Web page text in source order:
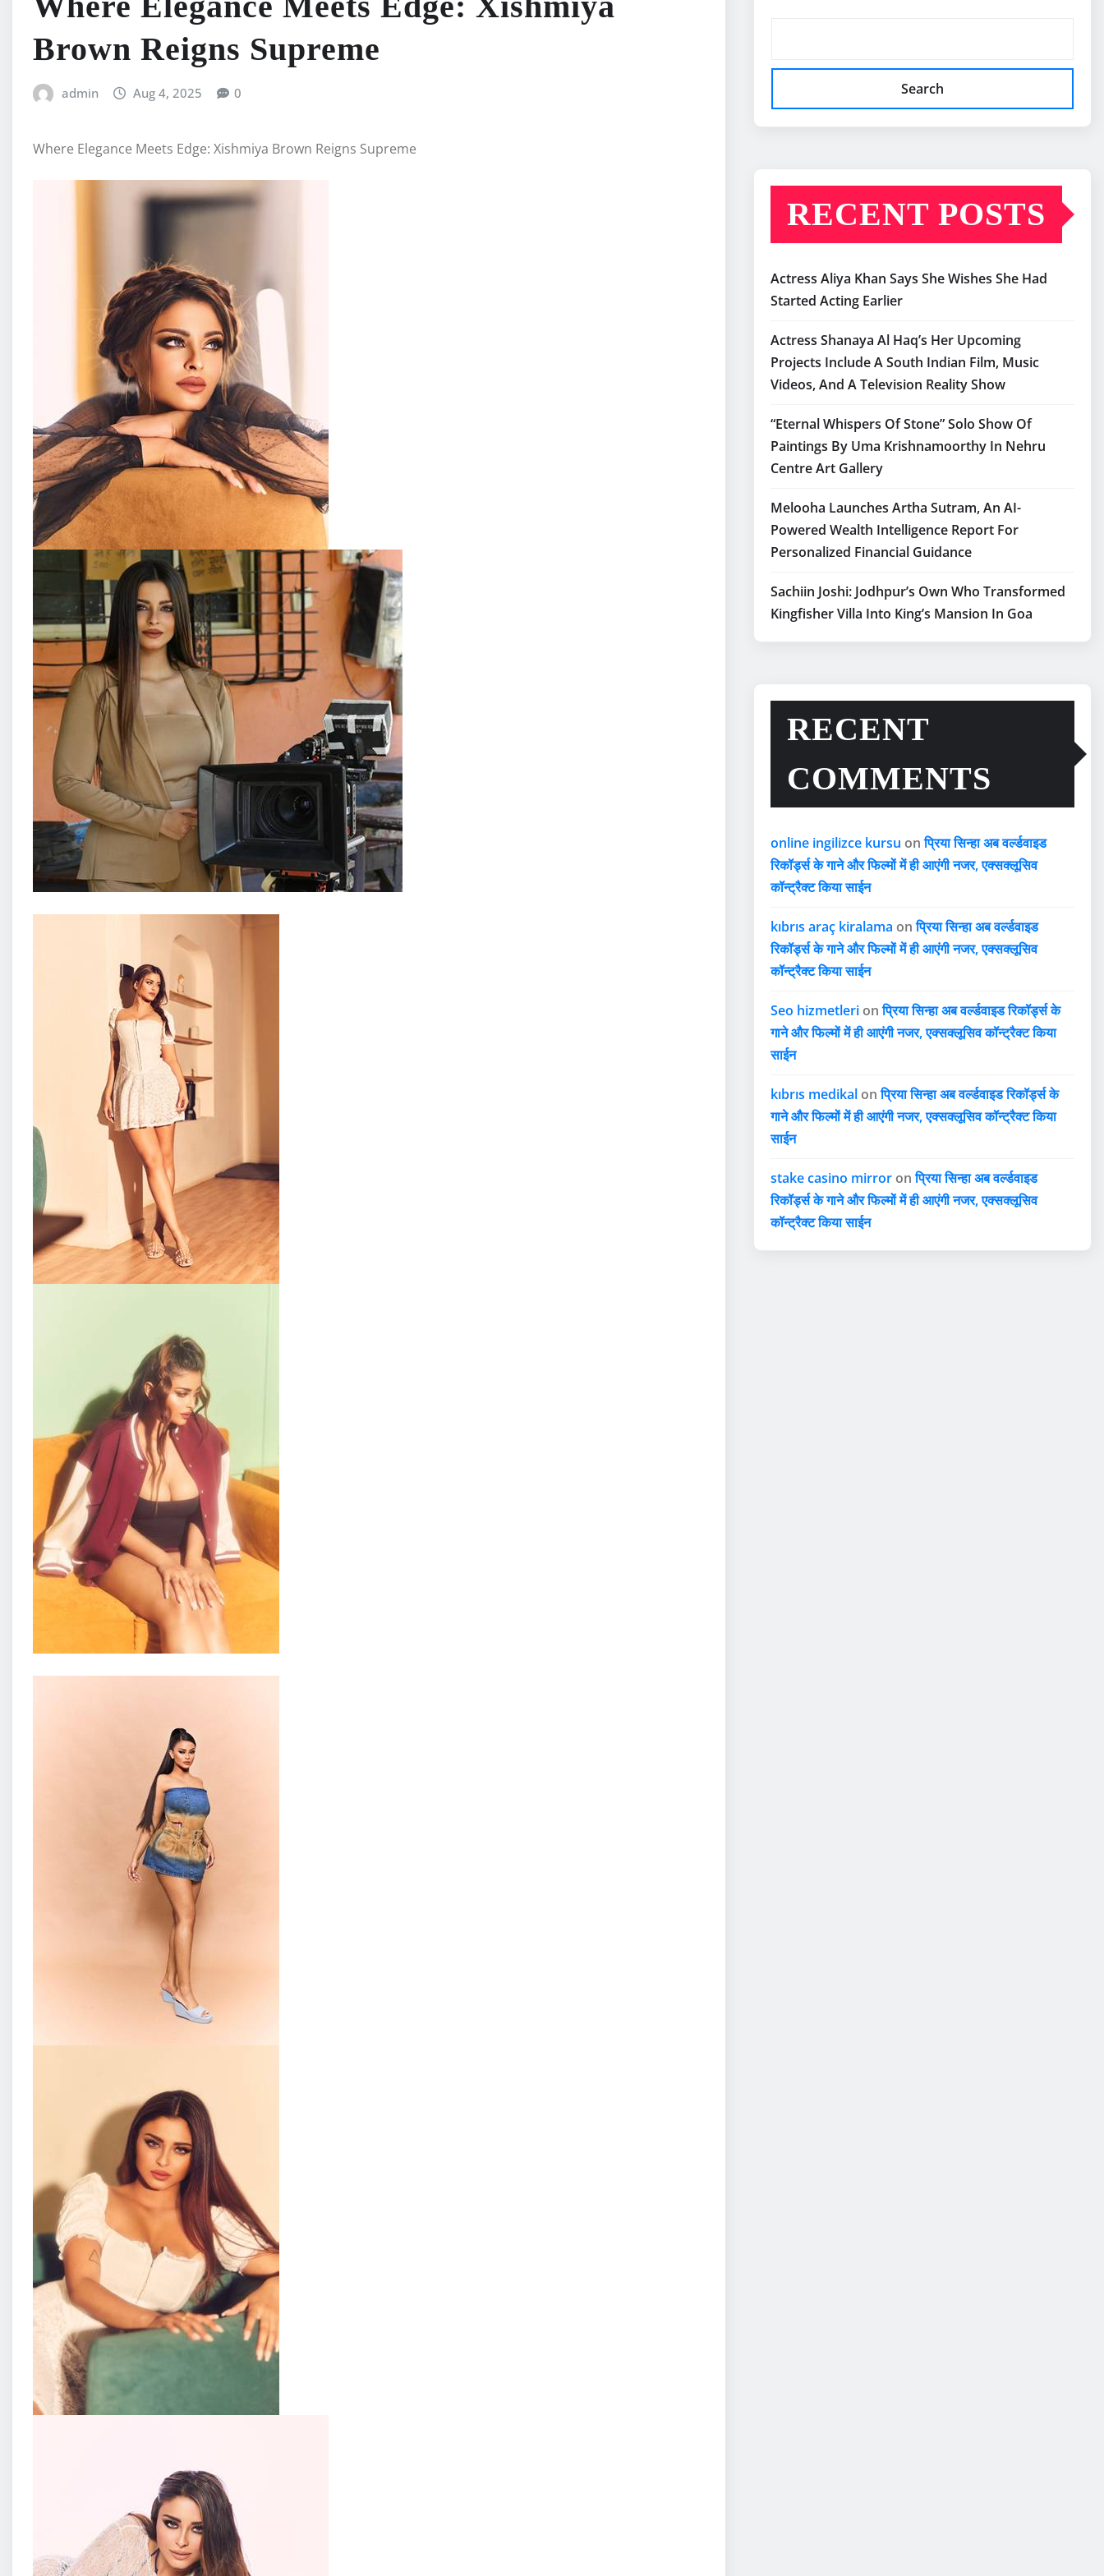
Brown Reigns Supreme
admin Aug 4, 2025 0
Where Elegance Meets Edge: Xishmiya Brown Reigns Supreme
Search
RECENT POSTS
Actress Aliya Khan Says She Wishes She Had
Started Acting Earlier
Actress Shanaya Al Haq’s Her Upcoming
Projects Include A South Indian Film, Music
Videos, And A Television Reality Show
“Eternal Whispers Of Stone” Solo Show Of
Paintings By Uma Krishnamoorthy In Nehru
Centre Art Gallery
Melooha Launches Artha Sutram, An AI-
Powered Wealth Intelligence Report For
Personalized Financial Guidance
Sachiin Joshi: Jodhpur’s Own Who Transformed
Kingfisher Villa Into King’s Mansion In Goa
RECENT
COMMENTS
online ingilizce kursu onप्रिया सिन्हा अब वर्ल्डवाइड
रिकॉर्ड्स के गाने और फिल्मों में ही आएंगी नजर, एक्सक्लूसिव
कॉन्ट्रैक्ट किया साईन
kıbrıs araç kiralama onप्रिया सिन्हा अब वर्ल्डवाइड
रिकॉर्ड्स के गाने और फिल्मों में ही आएंगी नजर, एक्सक्लूसिव
कॉन्ट्रैक्ट किया साईन
Seo hizmetleri onप्रिया सिन्हा अब वर्ल्डवाइड रिकॉर्ड्स के
गाने और फिल्मों में ही आएंगी नजर, एक्सक्लूसिव कॉन्ट्रैक्ट किया
साईन
kıbrıs medikal onप्रिया सिन्हा अब वर्ल्डवाइड रिकॉर्ड्स के
गाने और फिल्मों में ही आएंगी नजर, एक्सक्लूसिव कॉन्ट्रैक्ट किया
साईन
stake casino mirror onप्रिया सिन्हा अब वर्ल्डवाइड
रिकॉर्ड्स के गाने और फिल्मों में ही आएंगी नजर, एक्सक्लूसिव
कॉन्ट्रैक्ट किया साईन